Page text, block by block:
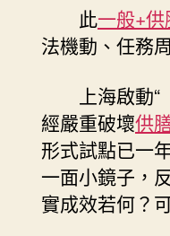
此一般+
法機動、任務
上海啟動
經嚴重破壞供
形式試點已一
一面小鏡子，
實成效若何？